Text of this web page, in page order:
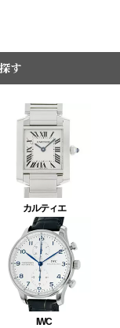
す
カルティエ
IWC